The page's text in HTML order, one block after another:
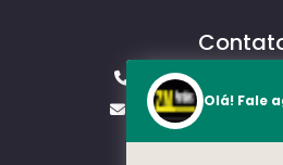
(11) 2143-4826
Olá! Fale